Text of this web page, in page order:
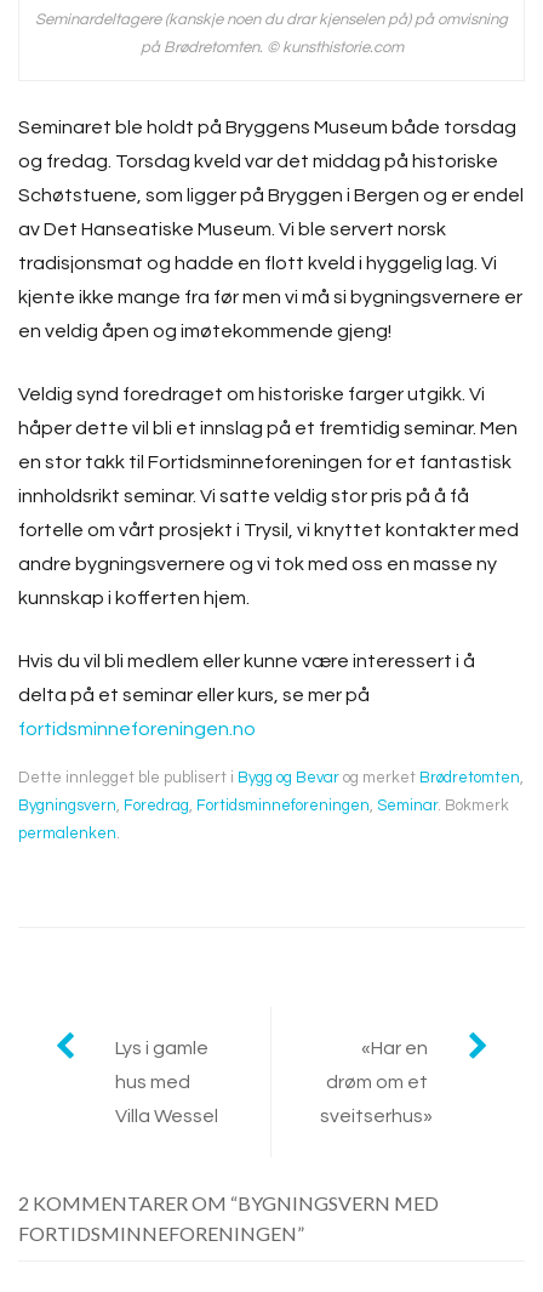
Seminardeltagere (kanskje noen du drar kjenselen på) på omvisning
på Brødretomten. © kunsthistorie.com
Seminaret ble holdt på Bryggens Museum både torsdag
og fredag. Torsdag kveld var det middag på historiske
Schøtstuene, som ligger på Bryggen i Bergen og er endel
av Det Hanseatiske Museum. Vi ble servert norsk
tradisjonsmat og hadde en flott kveld i hyggelig lag. Vi
kjente ikke mange fra før men vi må si bygningsvernere er
en veldig åpen og imøtekommende gjeng!
Veldig synd foredraget om historiske farger utgikk. Vi
håper dette vil bli et innslag på et fremtidig seminar. Men
en stor takk til Fortidsminneforeningen for et fantastisk
innholdsrikt seminar. Vi satte veldig stor pris på å få
fortelle om vårt prosjekt i Trysil, vi knyttet kontakter med
andre bygningsvernere og vi tok med oss en masse ny
kunnskap i kofferten hjem.
Hvis du vil bli medlem eller kunne være interessert i å
delta på et seminar eller kurs, se mer på
fortidsminneforeningen.no
Dette innlegget ble publisert i Bygg og Bevar og merket Brødretomten,
Bygningsvern, Foredrag, Fortidsminneforeningen, Seminar. Bokmerk
permalenken.
Innleggsnavigasjon
Lys i gamle
hus med
Villa Wessel
«Har en
drøm om et
sveitserhus»
2 KOMMENTARER OM “BYGNINGSVERN MED
FORTIDSMINNEFORENINGEN”